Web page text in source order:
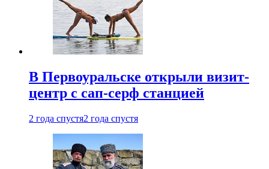
В Первоуральске открыли визит-
центр с сап-серф станцией
2 года спустя2 года спустя